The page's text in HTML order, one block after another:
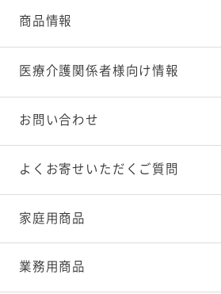
ります。
看護師
薬剤師
商品情報
商品情報
栄養補給
やわらか食
塩分調整
エネルギー調整
医療介護関係者様向け情報
医療介護関係者様向け情報ト
商品パンフレット・カタログ
大腸検査食に関する情報
お問い合わせ
よくお寄せいただくご質問
家庭用商品
業務用商品